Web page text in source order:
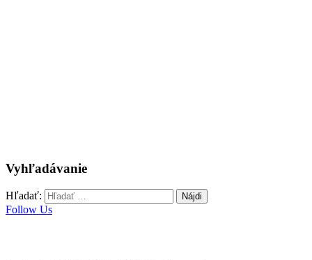
Vyhľadávanie
Hľadať:
Follow Us